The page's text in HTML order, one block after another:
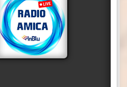
femminile, a conferma
sociale e
Censis 2025 restituisce